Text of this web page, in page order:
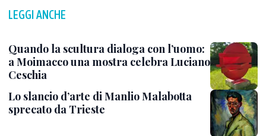
LEGGI ANCHE
Quando la scultura dialoga con l’uomo:
a Moimacco una mostra celebra Luciano
Ceschia
Lo slancio d’arte di Manlio Malabotta
sprecato da Trieste